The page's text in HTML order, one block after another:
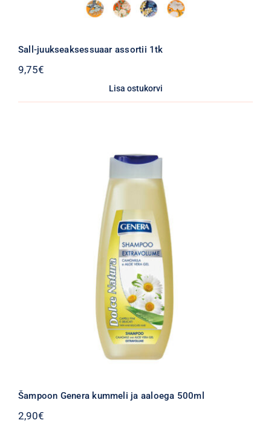
Sall-juukseaksessuaar assortii 1tk
9,75€
Lisa ostukorvi
Šampoon Genera kummeli ja aaloega 500ml
2,90€